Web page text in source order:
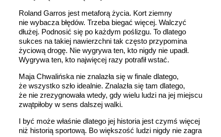
Roland Garros jest metaforą życia. Kort ziemny
nie wybacza błędów. Trzeba biegać więcej. Walczyć
dłużej. Podnosić się po każdym poślizgu. To dlatego
sukces na takiej nawierzchni tak często przypomina
życiową drogę. Nie wygrywa ten, kto nigdy nie upadł.
Wygrywa ten, kto najwięcej razy potrafił wstać.
Maja Chwalińska nie znalazła się w finale dlatego,
że wszystko szło idealnie. Znalazła się tam dlatego,
że nie zrezygnowała wtedy, gdy wielu ludzi na jej miejscu
zwątpiłoby w sens dalszej walki.
I być może właśnie dlatego jej historia jest czymś więcej
niż historią sportową. Bo większość ludzi nigdy nie zagra